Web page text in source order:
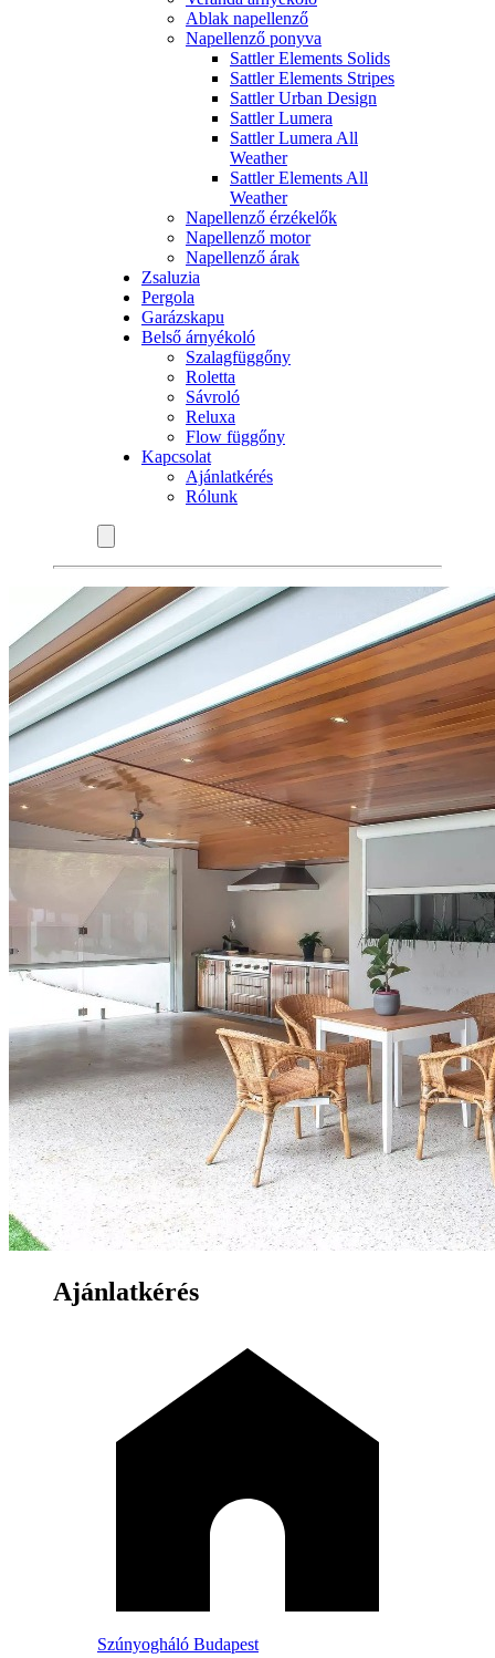
Ablak napellenző
Napellenző ponyva
Sattler Elements Solids
Sattler Elements Stripes
Sattler Urban Design
Sattler Lumera
Sattler Lumera All
Weather
Sattler Elements All
Weather
Napellenző érzékelők
Napellenző motor
Napellenző árak
Zsaluzia
Pergola
Garázskapu
Belső árnyékoló
Szalagfüggőny
Roletta
Sávroló
Reluxa
Flow függőny
Kapcsolat
Ajánlatkérés
Rólunk
Ajánlatkérés
Szúnyogháló Budapest